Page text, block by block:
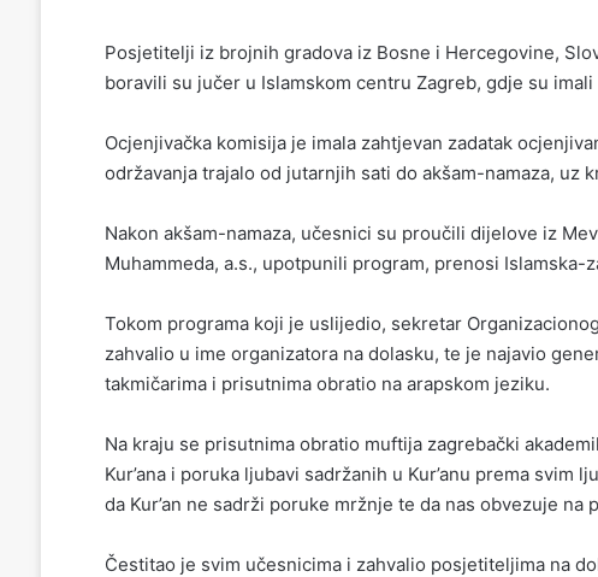
Posjetitelji iz brojnih gradova iz Bosne i Hercegovine,
boravili su jučer u Islamskom centru Zagreb, gdje su
Ocjenjivačka komisija je imala zahtjevan zadatak
održavanja trajalo od jutarnjih sati do akšam-namaza, uz
Nakon akšam-namaza, učesnici su proučili dijelove iz
Muhammeda, a.s., upotpunili program, prenosi Islamska-
Tokom programa koji je uslijedio, sekretar
zahvalio u ime organizatora na dolasku, te je najavio
takmičarima i prisutnima obratio na arapskom jeziku.
Na kraju se prisutnima obratio muftija zagrebački
Kur’ana i poruka ljubavi sadržanih u Kur’anu prema
da Kur’an ne sadrži poruke mržnje te da nas obvezuje na
Čestitao je svim učesnicima i zahvalio posjetiteljima na